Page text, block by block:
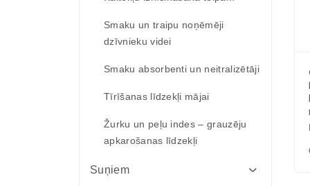
Veterinārā suņu barība
Veterinārie konservi kaķiem
Veterinārie konservi suņiem
Veterinārie kārumi suņiem un
kaķiem
Acu kopšanas līdzekļi suņiem un
Smaku un traipu noņēmēji
dzīvnieku videi
Smaku absorbenti un neitralizētāji
Tīrīšanas līdzekļi mājai
Žurku un peļu indes – grauzēju
apkarošanas līdzekļi
Suņiem